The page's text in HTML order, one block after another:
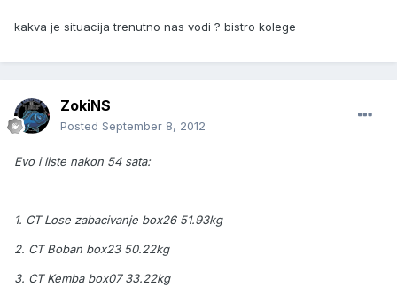
kakva je situacija trenutno nas vodi ? bistro kolege
ZokiNS
Posted September 8, 2012
Evo i liste nakon 54 sata:
1. CT Lose zabacivanje box26 51.93kg
2. CT Boban box23 50.22kg
3. CT Kemba box07 33.22kg